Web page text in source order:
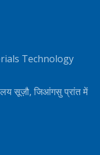
Technology
सूज़ौ, जिआंगसु प्रांत में